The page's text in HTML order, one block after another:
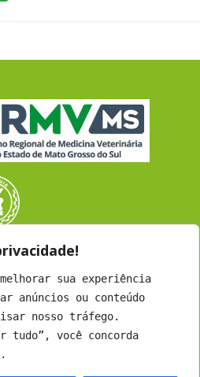
sua experiência
anúncios ou conteúdo
nosso tráfego.
tudo”, você concorda
GRANDE
Arantes, 433
- Cep: 79040-452
MS
a Sex - 12h às 18h